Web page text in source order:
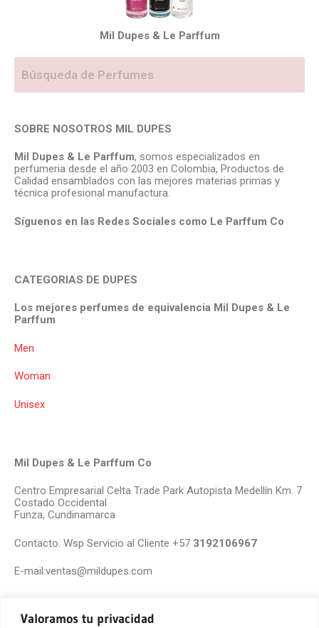
Valoramos tu privacidad
Mil Dupes & Le Parffum
SOBRE NOSOTROS MIL DUPES
Mil Dupes & Le Parffum, somos especializados en
perfumeria desde el año 2003 en Colombia, Productos de
Calidad ensamblados con las mejores materias primas y
técnica profesional manufactura.
Síguenos en las Redes Sociales como Le Parffum Co
CATEGORIAS DE DUPES
Los mejores perfumes de equivalencia Mil Dupes & Le
Parffum
Men
Woman
Unisex
Mil Dupes & Le Parffum Co
Centro Empresarial Celta Trade Park Autopista Medellín Km. 7
Costado Occidental
Funza, Cundinamarca
Contacto. Wsp Servicio al Cliente +57 3192106967
E-mail:ventas@mildupes.com